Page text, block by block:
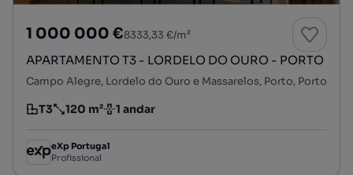
1 000 000 €8333,33 €/m²
APARTAMENTO T3 - LORDELO DO OURO - PORTO
Campo Alegre, Lordelo do Ouro e Massarelos, Porto, Porto
Tipologia
T3
Preço por metro quadrado
120 m²
Andar 1 andar
eXp Portugal
Profissional